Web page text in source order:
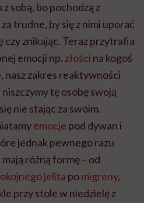
sobą, bo pochodzą z
trudne, by się z nimi uporać
czy znikając. Teraz przytrafia
emocji np. złości na kogoś
nasz zakres reaktywności
tę osobę swoją
nie stając za swoim.
emocje pod dywan i
jednak pewnego razu
różną formę – od
jelita pomigreny,
przy stole w niedzielę z